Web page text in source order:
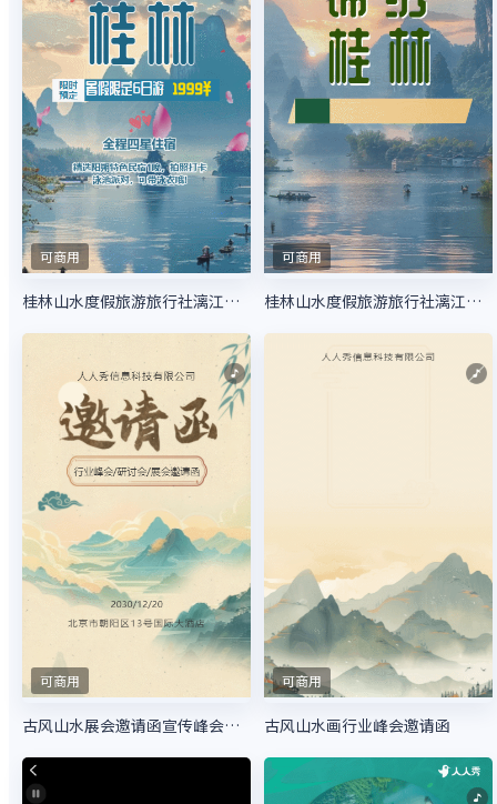
可商用
桂林山水度假旅游旅行社漓江阳朔自由行亲子游
可商用
桂林山水度假旅游旅行社漓江阳朔自由行亲子游
可商用
古风山水展会邀请函宣传峰会邀请
可商用
古风山水画行业峰会邀请函